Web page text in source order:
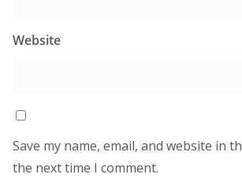
Website
Save my name, email, and website in
the next time I comment.